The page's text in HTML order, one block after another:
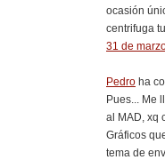
ocasión
centrifuga
31 de
Pedro ha
Pues... Me
al MAD, xq
Gráficos
tema de